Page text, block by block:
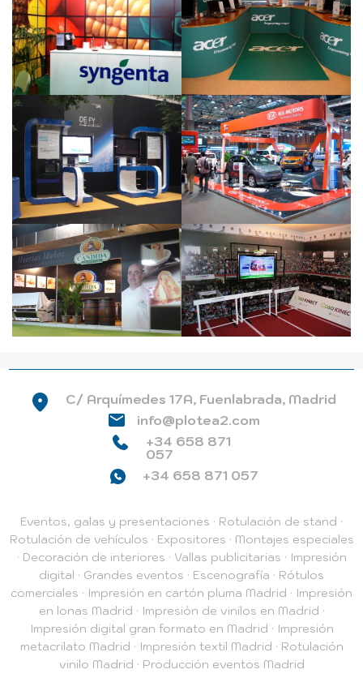
C/ Arquímedes 17A, Fuenlabrada, Madrid
info@plotea2.com
+34 658 871
057
+34 658 871 057
Eventos, galas y presentaciones · Rotulación de stand ·
Rotulación de vehículos · Expositores · Montajes especiales
· Decoración de interiores · Vallas publicitarias · Impresión
digital · Grandes eventos · Escenografía · Rótulos
comerciales · Impresión en cartón pluma Madrid · Impresión
en lonas Madrid · Impresión de vinilos en Madrid ·
Impresión digital gran formato en Madrid · Impresión
metacrilato Madrid · Impresión textil Madrid · Rotulación
vinilo Madrid · Producción eventos Madrid